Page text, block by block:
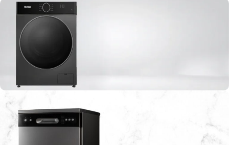
اطلبها الآن